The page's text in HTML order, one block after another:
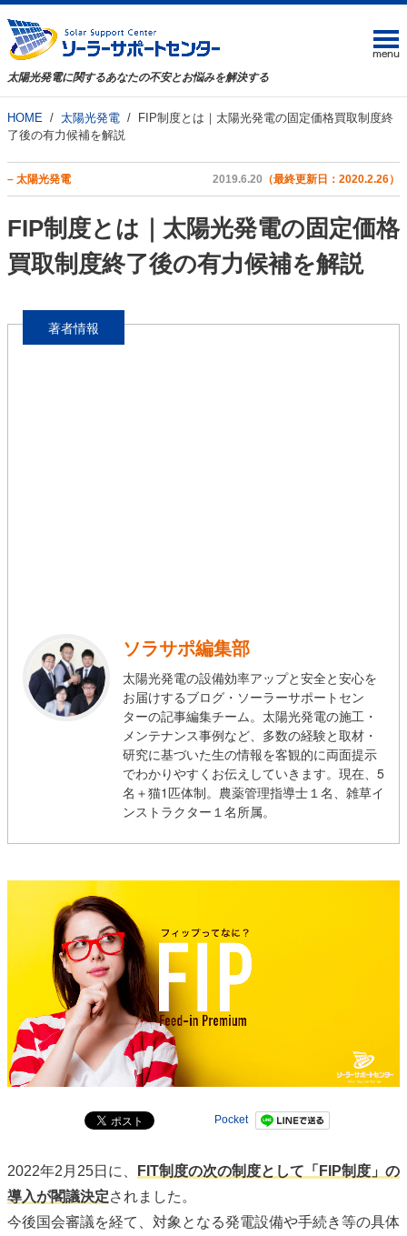
太陽光発電に関するあなたの不安とお悩みを解決する
HOME 太陽光発電
FIP制度とは｜太陽光発電の固定価格買取制度終
了後の有力候補を解説
– 太陽光発電 2019.6.20 （最終更新日：2020.2.26）
FIP制度とは｜太陽光発電の固定価格
買取制度終了後の有力候補を解説
ソラサポ編集部
太陽光発電の設備効率アップと安全と安心を
お届けするブログ・ソーラーサポートセン
ターの記事編集チーム。太陽光発電の施工・
メンテナンス事例など、多数の経験と取材・
研究に基づいた生の情報を客観的に両面提示
でわかりやすくお伝えしていきます。現在、5
名＋猫1匹体制。農薬管理指導士１名、雑草イ
ンストラクター１名所属。
Pocket
2022年2月25日に、
FIT制度の次の制度として「FIP制度」の
導入が閣議決定されました。
今後国会審議を経て、対象となる発電設備や手続き等の具体